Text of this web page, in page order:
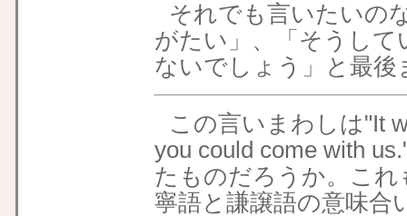
それでも言いたいの
がたい」、「そうし
ないでしょう」と最
この言いまわしは"It
you could come with
たものだろうか。こ
寧語と謙譲語の意味合